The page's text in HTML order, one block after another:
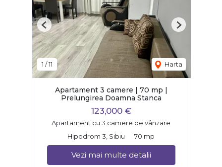
1 /11 Harta
Previous Next
Apartament 3 camere | 70 mp |
Prelungirea Doamna Stanca
123,000 €
Apartament cu 3 camere de vânzare
Hipodrom 3, Sibiu
70 mp
Vezi mai multe detalii